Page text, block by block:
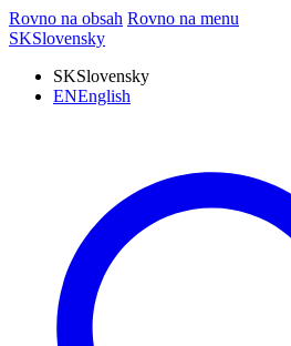
Rovno na obsah Rovno na menu
SKSlovensky
SKSlovensky
ENEnglish